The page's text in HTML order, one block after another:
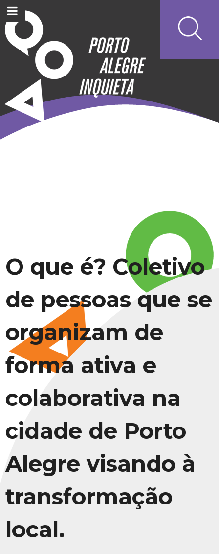
O que é? Coletivo
de pessoas que se
organizam de
forma ativa e
colaborativa na
cidade de Porto
Alegre visando à
transformação
local.